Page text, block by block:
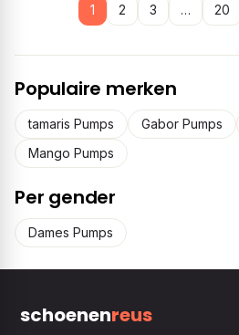
1 2 3 … 20
Populaire merken
tamaris Pumps Gabor Pumps
Mango Pumps
Per gender
Dames Pumps
schoenenreus